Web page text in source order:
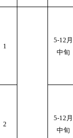
1
5-12月
中旬
2
5-12月
中旬